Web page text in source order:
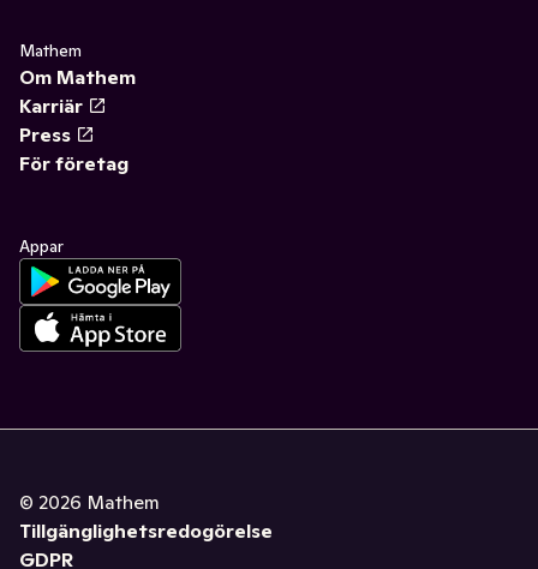
Mathem
Om Mathem
Karriär
Press
För företag
Appar
© 2026 Mathem
Tillgänglighetsredogörelse
GDPR